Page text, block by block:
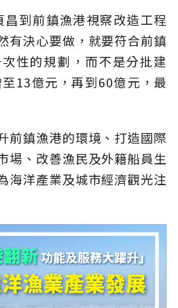
到前鎮漁港視察改造工程
有決心要做，就要符合前鎮
性的規劃，而不是分批建
13億元，再到60億元，最
前鎮漁港的環境、打造國際
場、改善漁民及外籍船員生
海洋產業及城市經濟觀光注